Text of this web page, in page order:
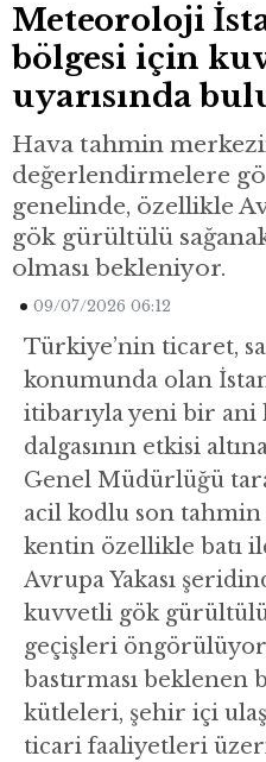
Meteoroloji
bölgesi için
uyarısında
Hava tahmin
değerlendirmelere
genelinde, özellikle
gök gürültülü
olması bekleniyor.
09/07/2026 06:12
Türkiye’nin ticaret,
konumunda olan
itibarıyla yeni bir ani
dalgasının etkisi
Genel Müdürlüğü
acil kodlu son
kentin özellikle batı
Avrupa Yakası
kuvvetli gök gürültülü
geçişleri
bastırması beklenen
kütleleri, şehir içi
ticari faaliyetleri